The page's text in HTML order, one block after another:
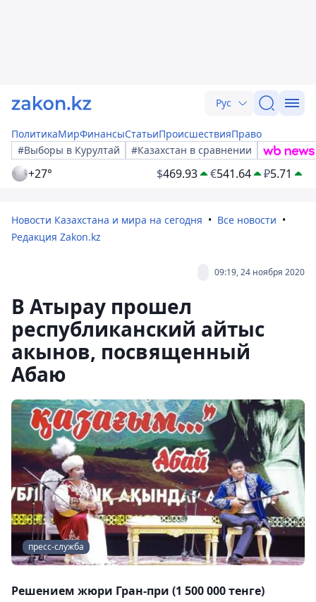
Рус
ПолитикаМирФинансыСтатьиПроисшествияПраво
#Выборы в Курултай
#Казахстан в сравнении
+27° $469.93 €541.64 ₽5.71
Новости Казахстана и мира на сегодня
Все новости
Редакция Zakon.kz
09:19, 24 ноября 2020
В Атырау прошел
республиканский айтыс
акынов, посвященный
Абаю
пресс-служба
Решением жюри Гран-при (1 500 000 тенге)